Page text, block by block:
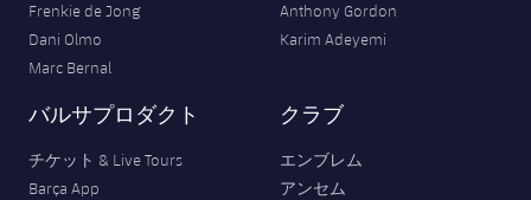
Frenkie de Jong
Dani Olmo
Marc Bernal
Anthony Gordon
Karim Adeyemi
バルサプロダクト
チケット & Live Tours
Barça App
クラブ
エンブレム
アンセム